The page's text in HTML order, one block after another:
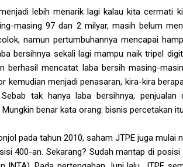
lebih menarik lagi kalau kita cermati
masing 97 dan 2 milyar, masih belum
namun pertumbuhannya mencapai
bersihnya sekali lagi mampu naik tripel
berhasil mencatat laba bersih masing-
menjadi penasaran, kira-kira
tak hanya laba bersihnya, penjualan
benar kata orang: bisnis percetakan
pada tahun 2010, saham JTPE juga mulai
400-an. Sekarang? Sudah mantap di